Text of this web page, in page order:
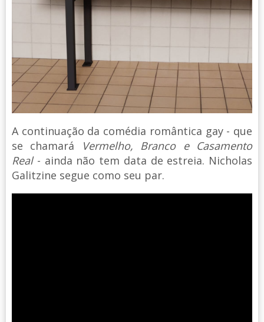
A continuação da comédia romântica gay - que
se chamará
Vermelho, Branco e Casamento
Real- ainda não tem data de estreia. Nicholas
Galitzine segue como seu par.